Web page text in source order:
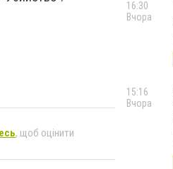
, щоб оцінити
16:30
Вчора
15:16
Вчора